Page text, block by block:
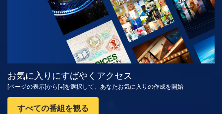
お気に入りにすばやくアクセス
[ページの表示]から[+]を選択して、あなたお気に入りの作成を開始
すべての番組を観る